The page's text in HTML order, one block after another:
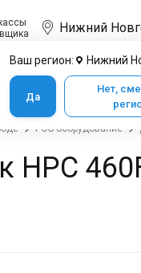
Нижний
Ваш регион: Нижний
Да
Нет,
Услуги
POS-оборудование